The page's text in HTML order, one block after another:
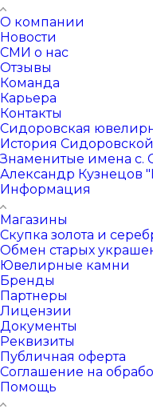
О компании
Новости
СМИ о нас
Отзывы
Команда
Карьера
Контакты
Сидоровская
История
Знаменитые имена с.
Александр Кузнецов
Информация
Магазины
Скупка золота и
Обмен старых
Ювелирные камни
Бренды
Партнеры
Лицензии
Документы
Реквизиты
Публичная оферта
Соглашение на
Помощь